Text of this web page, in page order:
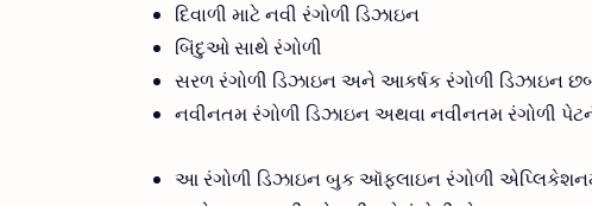
દિવાળી માટે નવી રંગોળી ડિઝાઇન
બિંદુઓ સાથે રંગોળી
સરળ રંગોળી ડિઝાઇન અને આકર્ષક રંગોળી ડિઝાઇન
નવીનતમ રંગોળી ડિઝાઇન અથવા નવીનતમ રંગોળી
આ રંગોળી ડિઝાઇન બુક ઑફલાઇન રંગોળી